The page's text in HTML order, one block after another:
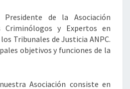
Presidente de la Asociación
Criminólogos y Expertos en
Tribunales de Justicia ANPC.
objetivos y funciones de la
Asociación consiste en